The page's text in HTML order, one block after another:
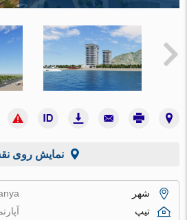
نمایش روی
شهر
تیپ